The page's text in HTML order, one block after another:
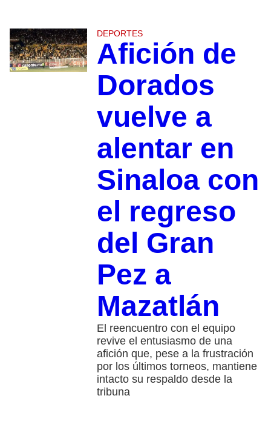
DEPORTES
Afición de
Dorados
vuelve a
alentar en
Sinaloa con
el regreso
del Gran
Pez a
Mazatlán
El reencuentro con el equipo
revive el entusiasmo de una
afición que, pese a la frustración
por los últimos torneos, mantiene
intacto su respaldo desde la
tribuna